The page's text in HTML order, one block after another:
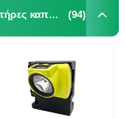
Επαναφορτιζόμενα λαμπτήρες καπάκις εξορυκτικών εγκαταστάσεων (94)